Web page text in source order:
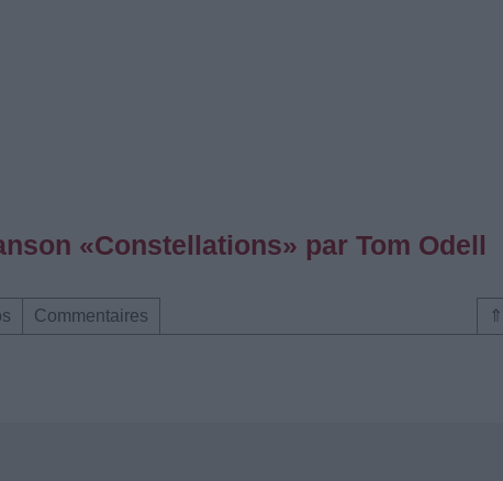
«Constellations» par Tom Odell
⇑
Commentaires